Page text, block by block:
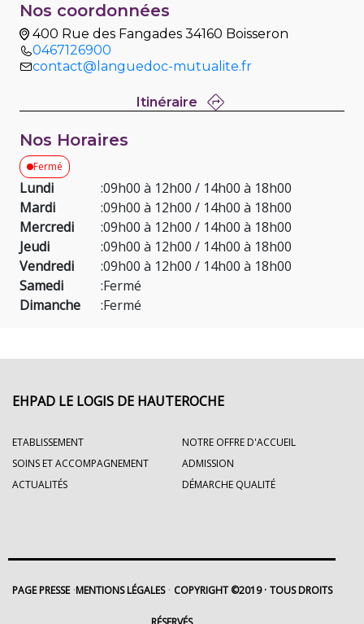
Nos coordonnées
400 Rue des Fangades 34160 Boisseron
0467126900
contact@languedoc-mutualite.fr
Itinéraire
Nos Horaires
Fermé
Lundi :09h00 à 12h00 / 14h00 à 18h00
Mardi
:09h00 à 12h00 / 14h00 à 18h00
Mercredi
:09h00 à 12h00 / 14h00 à 18h00
Jeudi
:09h00 à 12h00 / 14h00 à 18h00
Vendredi
:09h00 à 12h00 / 14h00 à 18h00
Samedi
:Fermé
Dimanche
:Fermé
EHPAD LE LOGIS DE HAUTEROCHE
ETABLISSEMENT
NOTRE OFFRE D'ACCUEIL
SOINS ET ACCOMPAGNEMENT
ADMISSION
ACTUALITÉS
DÉMARCHE QUALITÉ
PAGE PRESSE MENTIONS LÉGALES COPYRIGHT ©2019 TOUS DROITS